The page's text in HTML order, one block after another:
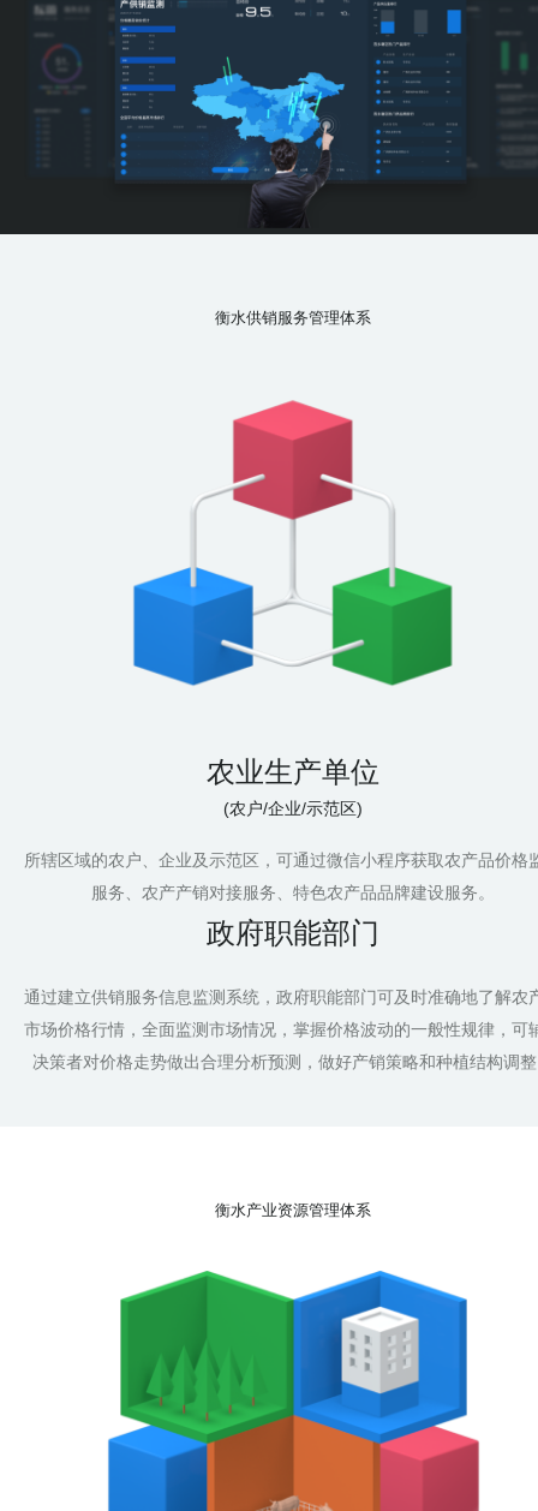
衡水供销服务管理体系
农业生产单位
(农户/企业/示范区)
所辖区域的农户、企业及示范区，可通过微信小程序获取农产品价格
服务、农产产销对接服务、特色农产品品牌建设服务。
政府职能部门
通过建立供销服务信息监测系统，政府职能部门可及时准确地了解农
市场价格行情，全面监测市场情况，掌握价格波动的一般性规律，可
决策者对价格走势做出合理分析预测，做好产销策略和种植结构调
衡水产业资源管理体系